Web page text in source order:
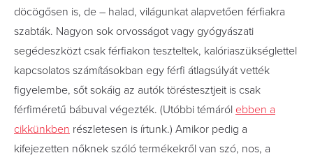
döcögősen is, de – halad, világunkat alapvetően férfiakra
szabták. Nagyon sok orvosságot vagy gyógyászati
segédeszközt csak férfiakon teszteltek, kalóriaszükséglettel
kapcsolatos számításokban egy férfi átlagsúlyát vették
figyelembe, sőt sokáig az autók töréstesztjeit is csak
férfiméretű bábuval végezték. (Utóbbi témáról ebben a
cikkünkben részletesen is írtunk.) Amikor pedig a
kifejezetten nőknek szóló termékekről van szó, nos, a